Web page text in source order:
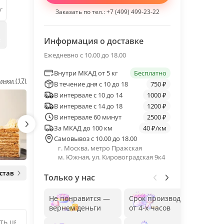
(17)
Заказать по тел.:+7 (499) 499-23-22
Информация о доставке
Ежедневно с 10.00 до 18.00
Внутри МКАД от 5 кг
Бесплатно
В течение дня с 10 до 18
750 ₽
В интервале с 10 до 14
1000 ₽
В интервале с 14 до 18
1200 ₽
В интервале 60 минут
2500 ₽
За МКАД до 100 км
40 ₽/км
Самовывоз с 10.00 до 18.00
г. Москва, метро Пражская
м. Южная, ул. Кировоградская 9к4
Только у нас
Не понравится —
вернем деньги
Срок производства
от 4-х часов